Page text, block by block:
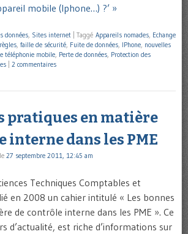
mobile (Iphone…) ?’ »
données Sites internet Taggé Appareils nomades Echange
faille de sécurité Fuite de données IPhone nouvelles
téléphonie mobile Perte de données Protection des
2 commentaires
pratiques en matière
interne dans les PME
le 27 septembre 2011, 12:45 am
Techniques Comptables et
en 2008 un cahier intitulé « Les bonnes
de contrôle interne dans les PME ». Ce
d’actualité, est riche d’informations sur